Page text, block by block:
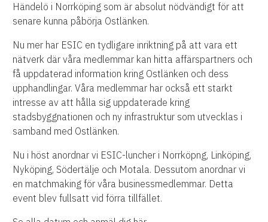
Händelö i Norrköping som är absolut nödvändigt för att
senare kunna påbörja Ostlänken.
Nu mer har ESIC en tydligare inriktning på att vara ett
nätverk där våra medlemmar kan hitta affärspartners och
få uppdaterad information kring Ostlänken och dess
upphandlingar. Våra medlemmar har också ett starkt
intresse av att hålla sig uppdaterade kring
stadsbyggnationen och ny infrastruktur som utvecklas i
samband med Ostlänken.
Nu i höst anordnar vi ESIC-luncher i Norrköpng, Linköping,
Nyköping, Södertälje och Motala. Dessutom anordnar vi
en matchmaking för våra businessmedlemmar. Detta
event blev fullsatt vid förra tillfället.